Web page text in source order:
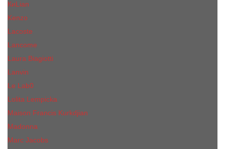
КиLian
Kenzo
Lacoste
Lancome
Laura Biagiotti
Lanvin
Lе Lab0
Lolita Lempicka
Maison Francis Kurkdjian
Madonna
Marc Jacobs